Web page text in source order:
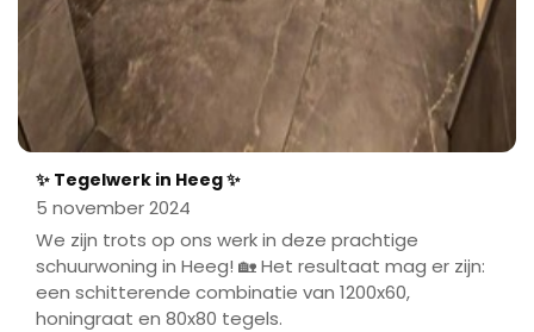
✨ Tegelwerk in Heeg ✨
5 november 2024
We zijn trots op ons werk in deze prachtige
schuurwoning in Heeg! 🏡 Het resultaat mag er zijn:
een schitterende combinatie van 1200x60,
honingraat en 80x80 tegels.